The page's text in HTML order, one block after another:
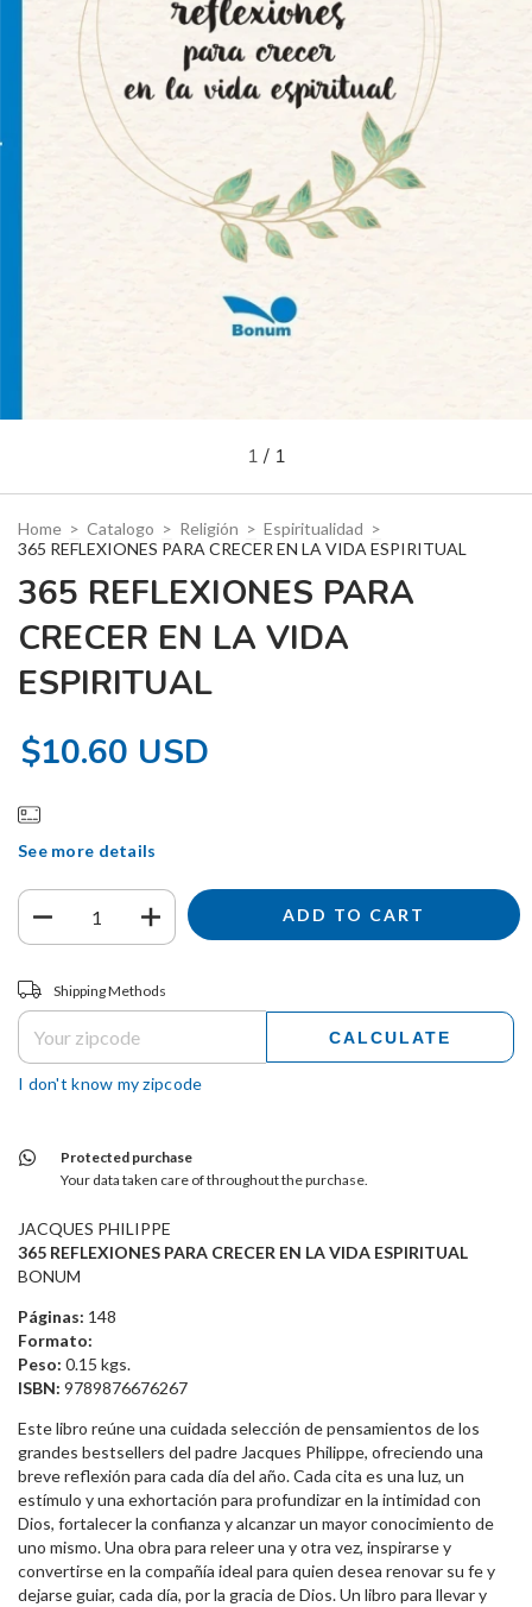
1 / 1
Home > Catalogo > Religión > Espiritualidad >
365 REFLEXIONES PARA CRECER EN LA VIDA ESPIRITUAL
365 REFLEXIONES PARA
CRECER EN LA VIDA
ESPIRITUAL
$10.60 USD
See more details
Shipping for zipcode:
Shipping Methods
CALCULATE
I don't know my zipcode
Protected purchase
Your data taken care of throughout the purchase.
JACQUES PHILIPPE
365 REFLEXIONES PARA CRECER EN LA VIDA ESPIRITUAL
BONUM
Páginas: 148
Formato:
Peso: 0.15 kgs.
ISBN: 9789876676267
Este libro reúne una cuidada selección de pensamientos de los
grandes bestsellers del padre Jacques Philippe, ofreciendo una
breve reflexión para cada día del año. Cada cita es una luz, un
estímulo y una exhortación para profundizar en la intimidad con
Dios, fortalecer la confianza y alcanzar un mayor conocimiento de
uno mismo. Una obra para releer una y otra vez, inspirarse y
convertirse en la compañía ideal para quien desea renovar su fe y
dejarse guiar, cada día, por la gracia de Dios. Un libro para llevar y